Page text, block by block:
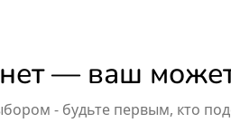
— ваш
- будьте первым, кто